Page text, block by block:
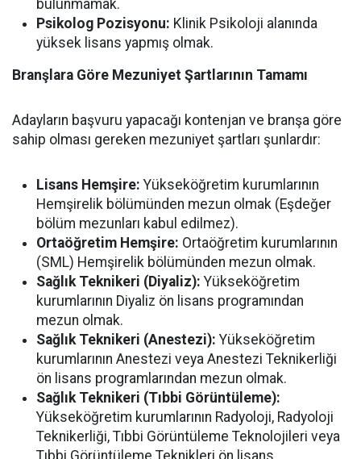
bulunmamak.
Psikolog Pozisyonu: Klinik Psikoloji alanında
yüksek lisans yapmış olmak.
Branşlara Göre Mezuniyet Şartlarının Tamamı
Adayların başvuru yapacağı kontenjan ve branşa göre
sahip olması gereken mezuniyet şartları şunlardır:
Lisans Hemşire: Yükseköğretim kurumlarının
Hemşirelik bölümünden mezun olmak (Eşdeğer
bölüm mezunları kabul edilmez).
Ortaöğretim Hemşire: Ortaöğretim kurumlarının
(SML) Hemşirelik bölümünden mezun olmak.
Sağlık Teknikeri (Diyaliz): Yükseköğretim
kurumlarının Diyaliz ön lisans programından
mezun olmak.
Sağlık Teknikeri (Anestezi): Yükseköğretim
kurumlarının Anestezi veya Anestezi Teknikerliği
ön lisans programlarından mezun olmak.
Sağlık Teknikeri (Tıbbi Görüntüleme):
Yükseköğretim kurumlarının Radyoloji, Radyoloji
Teknikerliği, Tıbbi Görüntüleme Teknolojileri veya
Tıbbi Görüntüleme Teknikleri ön lisans